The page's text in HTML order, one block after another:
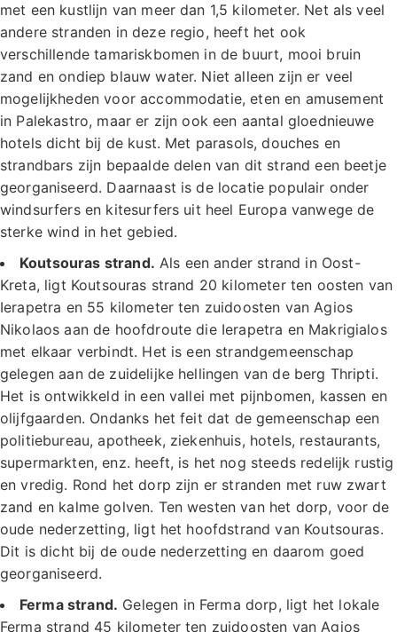
met een kustlijn van meer dan 1,5 kilometer. Net als veel
andere stranden in deze regio, heeft het ook
verschillende tamariskbomen in de buurt, mooi bruin
zand en ondiep blauw water. Niet alleen zijn er veel
mogelijkheden voor accommodatie, eten en amusement
in Palekastro, maar er zijn ook een aantal gloednieuwe
hotels dicht bij de kust. Met parasols, douches en
strandbars zijn bepaalde delen van dit strand een beetje
georganiseerd. Daarnaast is de locatie populair onder
windsurfers en kitesurfers uit heel Europa vanwege de
sterke wind in het gebied.
Koutsouras strand. Als een ander strand in Oost-
Kreta, ligt Koutsouras strand 20 kilometer ten oosten van
Ierapetra en 55 kilometer ten zuidoosten van Agios
Nikolaos aan de hoofdroute die Ierapetra en Makrigialos
met elkaar verbindt. Het is een strandgemeenschap
gelegen aan de zuidelijke hellingen van de berg Thripti.
Het is ontwikkeld in een vallei met pijnbomen, kassen en
olijfgaarden. Ondanks het feit dat de gemeenschap een
politiebureau, apotheek, ziekenhuis, hotels, restaurants,
supermarkten, enz. heeft, is het nog steeds redelijk rustig
en vredig. Rond het dorp zijn er stranden met ruw zwart
zand en kalme golven. Ten westen van het dorp, voor de
oude nederzetting, ligt het hoofdstrand van Koutsouras.
Dit is dicht bij de oude nederzetting en daarom goed
georganiseerd.
Ferma strand. Gelegen in Ferma dorp, ligt het lokale
Ferma strand 45 kilometer ten zuidoosten van Agios